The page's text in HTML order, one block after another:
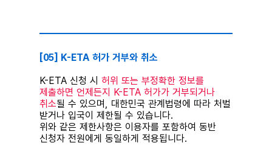
[05] K-ETA 허가 거부와 취소
K-ETA 신청 시 허위 또는 부정확한 정보를
제출하면 언제든지 K-ETA 허가가 거부되거나
취소될 수 있으며, 대한민국 관계법령에 따라 처벌
받거나 입국이 제한될 수 있습니다.
위와 같은 제한사항은 이용자를 포함하여 동반
신청자 전원에게 동일하게 적용됩니다.